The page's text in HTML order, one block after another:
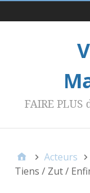
FAIRE
Acteurs
Tiens / Zut /